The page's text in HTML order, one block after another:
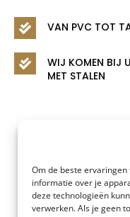
Om de beste
informatie over je
deze technologieën
verwerken. Als je geen
 VAN PVC TOT

WIJ KOMEN BIJ
MET STALEN